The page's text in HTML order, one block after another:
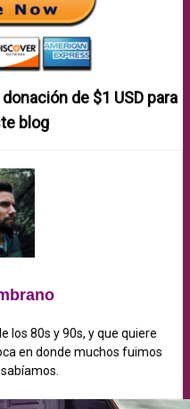
de $1 USDpara
blog
los 80s y 90s, y que quiere
en donde muchos fuimos